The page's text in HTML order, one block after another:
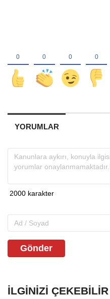
YORUMLAR
Gönder
İLGINIZI ÇEKEBILIR